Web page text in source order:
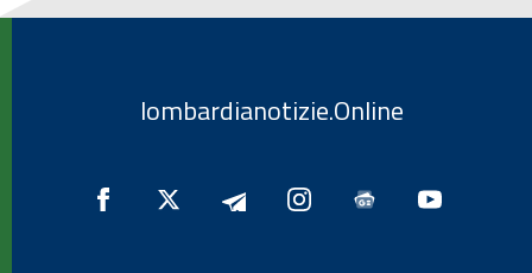
lombardianotizie.Online